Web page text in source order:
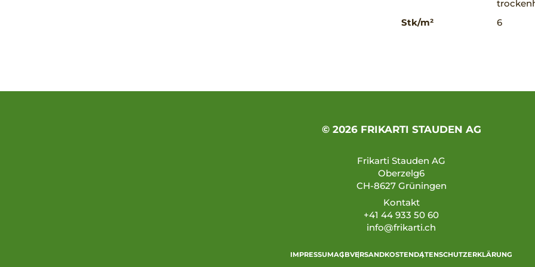
Stk/m²
6
© 2026 FRIKARTI STAUDEN AG
Frikarti Stauden AG
Oberzelg6
CH-8627 Grüningen
Kontakt
+41 44 933 50 60
info@frikarti.ch
IMPRESSUMAGBVERSANDKOSTENDATENSCHUTZERKLÄRUNG